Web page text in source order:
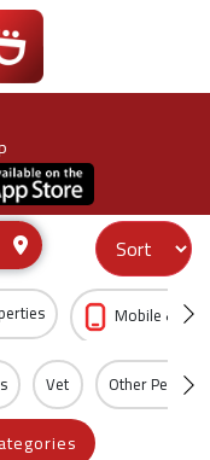
Mobile &
Vet Other Pet